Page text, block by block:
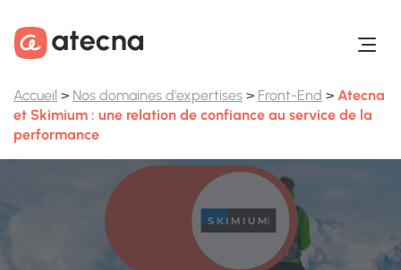
Accueil > Nos domaines d'expertises > Front-End > Atecna
et Skimium : une relation de confiance au service de la
performance